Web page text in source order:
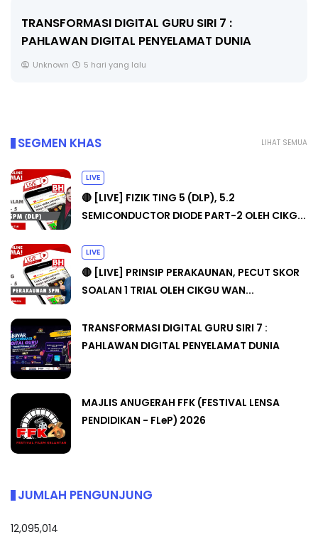
MAJLIS ANUGERAH FFK (FESTIVAL LENSA
PENDIDIKAN - FLeP) 2026
Unknown 6 hari yang lalu
LIHAT SEMUA
SEGMEN KHAS
LIVE
🔴 [LIVE] FIZIK TING 5 (DLP), 5.2
SEMICONDUCTOR DIODE PART-2 OLEH CIKG...
LIVE
🔴 [LIVE] PRINSIP PERAKAUNAN, PECUT SKOR
SOALAN 1 TRIAL OLEH CIKGU WAN...
TRANSFORMASI DIGITAL GURU SIRI 7 :
PAHLAWAN DIGITAL PENYELAMAT DUNIA
MAJLIS ANUGERAH FFK (FESTIVAL LENSA
PENDIDIKAN - FLeP) 2026
JUMLAH PENGUNJUNG
12,095,014